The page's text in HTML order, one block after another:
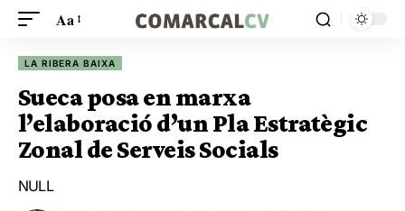
Aa
LA RIBERA BAIXA
Sueca posa en marxa
l’elaboració d’un Pla Estratègic
Zonal de Serveis Socials
NULL